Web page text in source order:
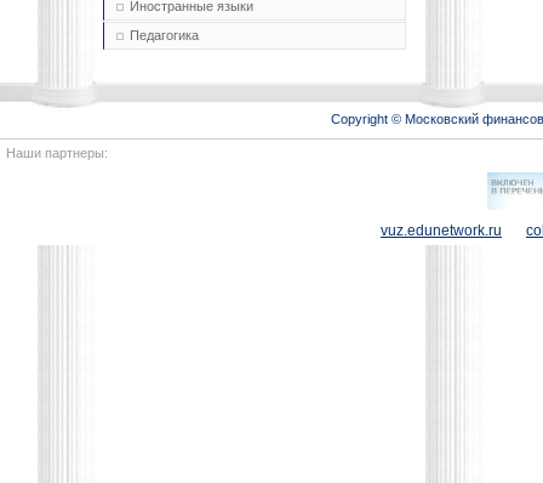
Иностранные языки
Педагогика
Copyright © Московский
Наши партнеры:
vuz.edunetwork.ru